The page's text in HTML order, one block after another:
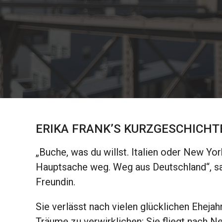
ERIKA FRANK’S
„Buche, was du willst. Italien oder New
Hauptsache weg. Weg aus Deutschland“,
Freundin.
Sie verlässt nach vielen glücklichen